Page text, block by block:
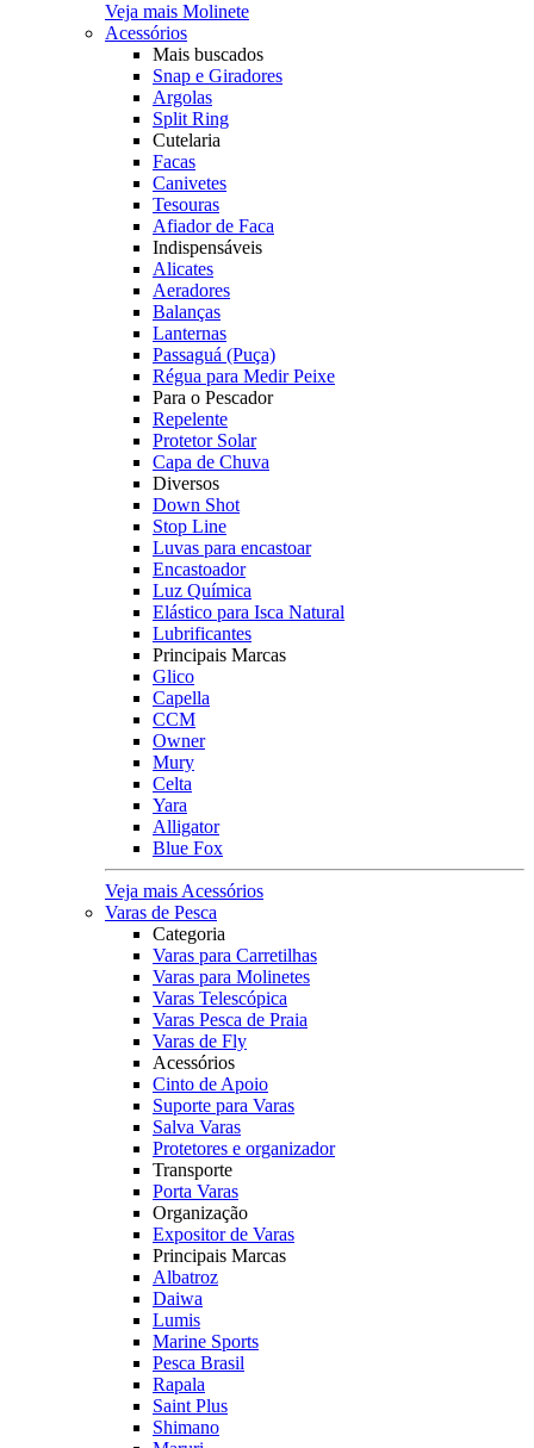
Veja mais Molinete
Acessórios
Mais buscados
Snap e Giradores
Argolas
Split Ring
Cutelaria
Facas
Canivetes
Tesouras
Afiador de Faca
Indispensáveis
Alicates
Aeradores
Balanças
Lanternas
Passaguá (Puça)
Régua para Medir Peixe
Para o Pescador
Repelente
Protetor Solar
Capa de Chuva
Diversos
Down Shot
Stop Line
Luvas para encastoar
Encastoador
Luz Química
Elástico para Isca Natural
Lubrificantes
Principais Marcas
Glico
Capella
CCM
Owner
Mury
Celta
Yara
Alligator
Blue Fox
Veja mais Acessórios
Varas de Pesca
Categoria
Varas para Carretilhas
Varas para Molinetes
Varas Telescópica
Varas Pesca de Praia
Varas de Fly
Acessórios
Cinto de Apoio
Suporte para Varas
Salva Varas
Protetores e organizador
Transporte
Porta Varas
Organização
Expositor de Varas
Principais Marcas
Albatroz
Daiwa
Lumis
Marine Sports
Pesca Brasil
Rapala
Saint Plus
Shimano